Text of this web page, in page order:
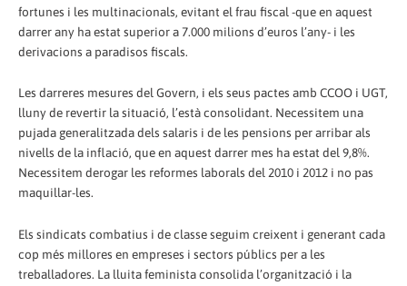
fortunes i les multinacionals, evitant el frau fiscal -que en aquest
darrer any ha estat superior a 7.000 milions d’euros l’any- i les
derivacions a paradisos fiscals.
Les darreres mesures del Govern, i els seus pactes amb CCOO i UGT,
lluny de revertir la situació, l’està consolidant. Necessitem una
pujada generalitzada dels salaris i de les pensions per arribar als
nivells de la inflació, que en aquest darrer mes ha estat del 9,8%.
Necessitem derogar les reformes laborals del 2010 i 2012 i no pas
maquillar-les.
Els sindicats combatius i de classe seguim creixent i generant cada
cop més millores en empreses i sectors públics per a les
treballadores. La lluita feminista consolida l’organització i la